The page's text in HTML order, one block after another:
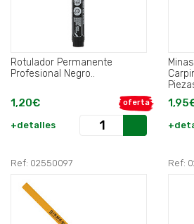
Rotulador Permanente
Profesional Negro..
oferta
1,20€
+detalles
Ref: 02550097 Ref: